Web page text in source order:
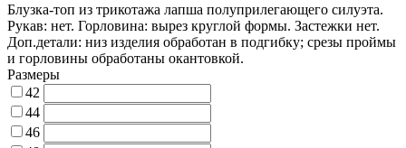
Блузка-топ из трикотажа лапша полуприлегающего силуэта.
Рукав: нет. Горловина: вырез круглой формы. Застежки нет.
Доп.детали: низ изделия обработан в подгибку; срезы проймы
и горловины обработаны окантовкой.
Размеры
42
44
46